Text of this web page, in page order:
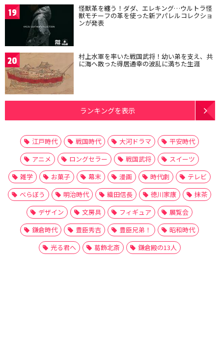
19 怪獣革を纏う！ダダ、エレキング…ウルトラ怪
獣モチーフの革を使った新アパレルコレクショ
ンが発表
20 村上水軍を率いた戦国武将！幼い弟を支え、共
に海へ散った得居通幸の波乱に満ちた生涯
ランキングを表示
江戸時代 戦国時代 大河ドラマ
平安時代
アニメ
ロングセラー 戦国武将
スイーツ
雑学
お菓子 幕末 漫画 時代劇
テレビ
べらぼう
明治時代 織田信長 徳川家康
抹茶
デザイン
文房具 フィギュア
展覧会
鎌倉時代
豊臣秀吉 豊臣兄弟！
昭和時代
光る君へ
葛飾北斎 鎌倉殿の13人